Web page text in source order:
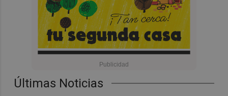
Últimas Noticias